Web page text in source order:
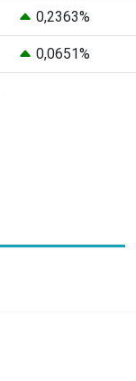
0,2363%
0,0651%